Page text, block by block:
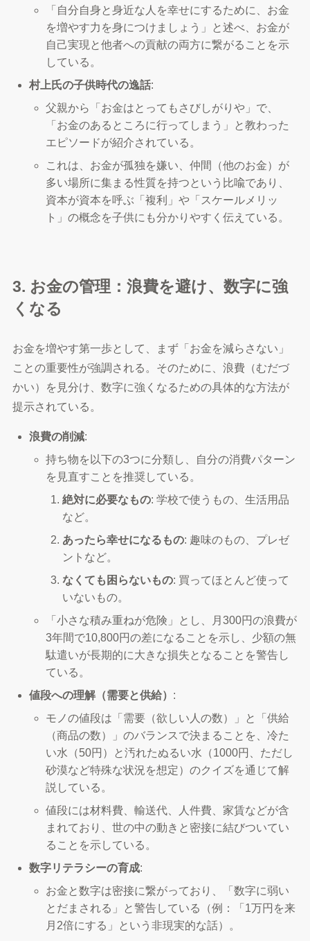
「自分自身と身近な人を幸せにするために、お金
を増やす力を身につけましょう」と述べ、お金が
自己実現と他者への貢献の両方に繋がることを示
している。
村上氏の子供時代の逸話:
父親から「お金はとってもさびしがりや」で、
「お金のあるところに行ってしまう」と教わった
エピソードが紹介されている。
これは、お金が孤独を嫌い、仲間（他のお金）が
多い場所に集まる性質を持つという比喩であり、
資本が資本を呼ぶ「複利」や「スケールメリッ
ト」の概念を子供にも分かりやすく伝えている。
3. お金の管理：浪費を避け、数字に強
くなる
お金を増やす第一歩として、まず「お金を減らさない」
ことの重要性が強調される。そのために、浪費（むだづ
かい）を見分け、数字に強くなるための具体的な方法が
提示されている。
浪費の削減:
持ち物を以下の3つに分類し、自分の消費パターン
を見直すことを推奨している。
絶対に必要なもの: 学校で使うもの、生活用品
など。
あったら幸せになるもの: 趣味のもの、プレゼ
ントなど。
なくても困らないもの: 買ってほとんど使って
いないもの。
「小さな積み重ねが危険」とし、月300円の浪費が
3年間で10,800円の差になることを示し、少額の無
駄遣いが長期的に大きな損失となることを警告し
ている。
値段への理解（需要と供給） :
モノの値段は「需要（欲しい人の数）」と「供給
（商品の数）」のバランスで決まることを、冷た
い水（50円）と汚れたぬるい水（1000円、ただし
砂漠など特殊な状況を想定）のクイズを通じて解
説している。
値段には材料費、輸送代、人件費、家賃などが含
まれており、世の中の動きと密接に結びついてい
ることを示している。
数字リテラシーの育成:
お金と数字は密接に繋がっており、「数字に弱い
とだまされる」と警告している（例：「1万円を来
月2倍にする」という非現実的な話）。